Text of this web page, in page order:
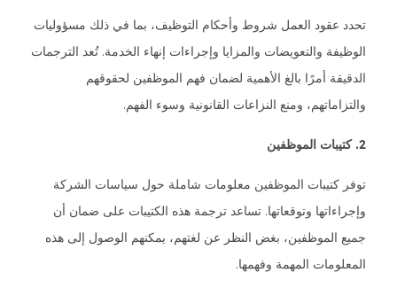
تحدد عقود العمل شروط وأحكام التوظيف، بما في ذلك مسؤوليات
الوظيفة والتعويضات والمزايا وإجراءات إنهاء الخدمة. تُعد الترجمات
الدقيقة أمرًا بالغ الأهمية لضمان فهم الموظفين لحقوقهم
والتزاماتهم، ومنع النزاعات القانونية وسوء الفهم.
2. كتيبات الموظفين
توفر كتيبات الموظفين معلومات شاملة حول سياسات الشركة
وإجراءاتها وتوقعاتها. تساعد ترجمة هذه الكتيبات على ضمان أن
جميع الموظفين، بغض النظر عن لغتهم، يمكنهم الوصول إلى هذه
المعلومات المهمة وفهمها.